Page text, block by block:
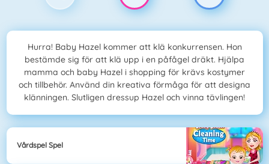
Hurra! Baby Hazel kommer att klä konkurrensen. Hon
bestämde sig för att klä upp i en påfågel dräkt. Hjälpa
mamma och baby Hazel i shopping för krävs kostymer
och tillbehör. Använd din kreativa förmåga för att designa
klänningen. Slutligen dressup Hazel och vinna tävlingen!
Vårdspel Spel